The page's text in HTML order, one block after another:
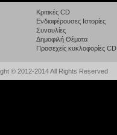
Κριτικές CD
Ενδιαφέρουσες Ιστορίες
Συναυλίες
Δημοφιλή Θέματα
Προσεχείς κυκλοφορίες CD
© 2012-2014 All Rights Reserved